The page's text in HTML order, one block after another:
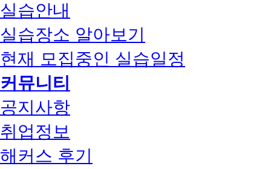
실습안내
실습장소 알아보기
현재 모집중인 실습일정
커뮤니티
공지사항
취업정보
해커스 후기